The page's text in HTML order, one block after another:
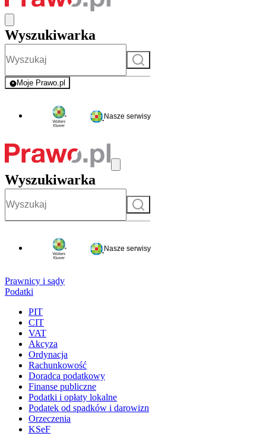
Wyszukiwarka
Szukaj
Moje Prawo.pl
- rejestracja i logowanie do serwisu
Nasze serwisy
Wyszukiwarka
Szukaj
Nasze serwisy
Prawnicy i sądy
Podatki
PIT
CIT
VAT
Akcyza
Ordynacja
Rachunkowość
Doradca podatkowy
Finanse publiczne
Podatki i opłaty lokalne
Podatek od spadków i darowizn
Orzeczenia
KSeF